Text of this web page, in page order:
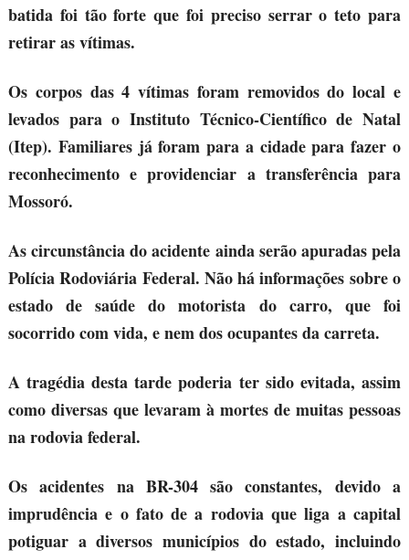
batida foi tão forte que foi preciso serrar o teto para
retirar as vítimas.
Os corpos das 4 vítimas foram removidos do local e
levados para o Instituto Técnico-Científico de Natal
(Itep). Familiares já foram para a cidade para fazer o
reconhecimento e providenciar a transferência para
Mossoró.
As circunstância do acidente ainda serão apuradas pela
Polícia Rodoviária Federal. Não há informações sobre o
estado de saúde do motorista do carro, que foi
socorrido com vida, e nem dos ocupantes da carreta.
A tragédia desta tarde poderia ter sido evitada, assim
como diversas que levaram à mortes de muitas pessoas
na rodovia federal.
Os acidentes na BR-304 são constantes, devido a
imprudência e o fato de a rodovia que liga a capital
potiguar a diversos municípios do estado, incluindo